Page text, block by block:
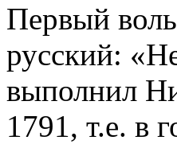
Первый
русский:
выполнил
1791, т.е. в